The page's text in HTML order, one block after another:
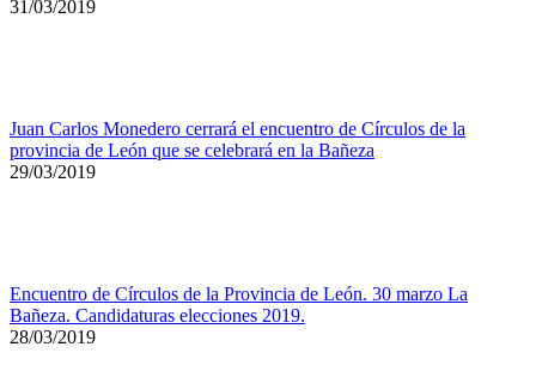
31/03/2019
Juan Carlos Monedero cerrará el encuentro de Círculos de la
provincia de León que se celebrará en la Bañeza
29/03/2019
Encuentro de Círculos de la Provincia de León. 30 marzo La
Bañeza. Candidaturas elecciones 2019.
28/03/2019